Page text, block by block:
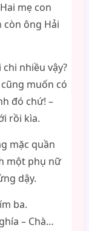
mẹ con
còn ông Hải
nhiều vậy?
muốn có
đó chứ! –
rồi kìa.
mặc quần
một phụ nữ
dậy.
ba.
– Chà…